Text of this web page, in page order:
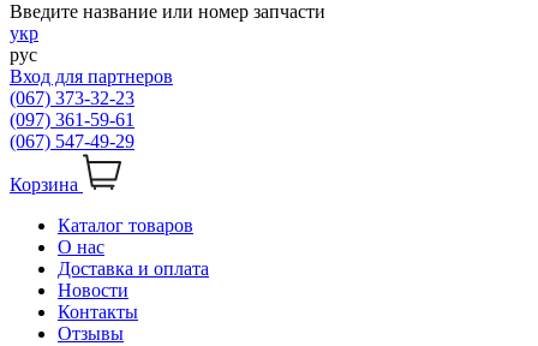
Введите название или номер запчасти
укр
рус
Вход для партнеров
(067) 373-32-23
(097) 361-59-61
(067) 547-49-29
Корзина
Каталог товаров
О нас
Доставка и оплата
Новости
Контакты
Отзывы